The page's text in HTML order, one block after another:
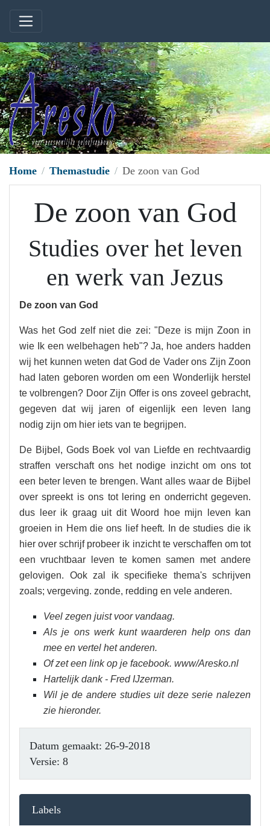
Home Themastudie De zoon van God
De zoon van God
Studies over het leven
en werk van Jezus
De zoon van God
Was het God zelf niet die zei: "Deze is mijn Zoon in
wie Ik een welbehagen heb"? Ja, hoe anders hadden
wij het kunnen weten dat God de Vader ons Zijn Zoon
had laten geboren worden om een Wonderlijk herstel
te volbrengen? Door Zijn Offer is ons zoveel gebracht,
gegeven dat wij jaren of eigenlijk een leven lang
nodig zijn om hier iets van te begrijpen.
De Bijbel, Gods Boek vol van Liefde en rechtvaardig
straffen verschaft ons het nodige inzicht om ons tot
een beter leven te brengen. Want alles waar de Bijbel
over spreekt is ons tot lering en onderricht gegeven.
dus leer ik graag uit dit Woord hoe mijn leven kan
groeien in Hem die ons lief heeft. In de studies die ik
hier over schrijf probeer ik inzicht te verschaffen om tot
een vruchtbaar leven te komen samen met andere
gelovigen. Ook zal ik specifieke thema's schrijven
zoals; vergeving. zonde, redding en vele anderen.
Veel zegen juist voor vandaag.
Als je ons werk kunt waarderen help ons dan
mee en vertel het anderen.
Of zet een link op je facebook. www/Aresko.nl
Hartelijk dank - Fred IJzerman.
Wil je de andere studies uit deze serie nalezen
zie hieronder.
Datum gemaakt: 26-9-2018
Versie: 8
Labels